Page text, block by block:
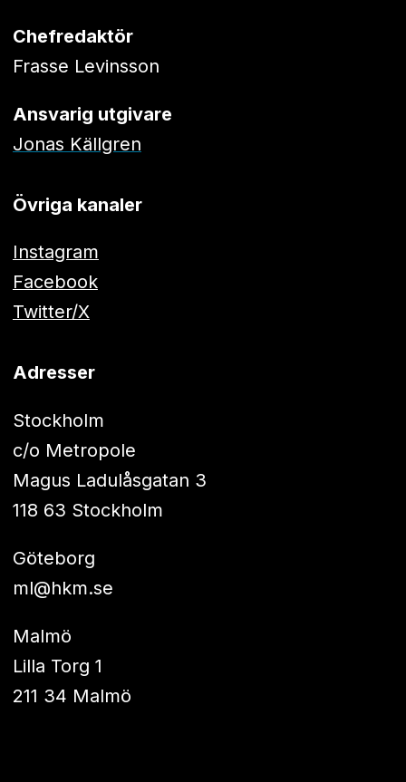
Chefredaktör
Frasse Levinsson
Ansvarig utgivare
Jonas Källgren
Övriga kanaler
Instagram
Facebook
Twitter/X
Adresser
Stockholm
c/o Metropole
Magus Ladulåsgatan 3
118 63 Stockholm
Göteborg
ml@hkm.se
Malmö
Lilla Torg 1
211 34 Malmö